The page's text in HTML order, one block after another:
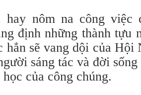
hay nôm na công việc
định những thành tựu
hẳn sẽ vang dội của Hội
sáng tác và đời
của công chúng.